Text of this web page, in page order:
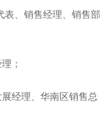
表、销售经理、销售部
；
经理、华南区销售总